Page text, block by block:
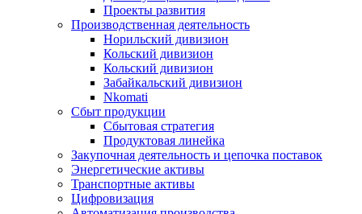
Проекты развития
Производственная деятельность
Норильский дивизион
Кольский дивизион
Кольский дивизион
Забайкальский дивизион
Nkomati
Сбыт продукции
Сбытовая стратегия
Продуктовая линейка
Закупочная деятельность и цепочка поставок
Энергетические активы
Транспортные активы
Цифровизация